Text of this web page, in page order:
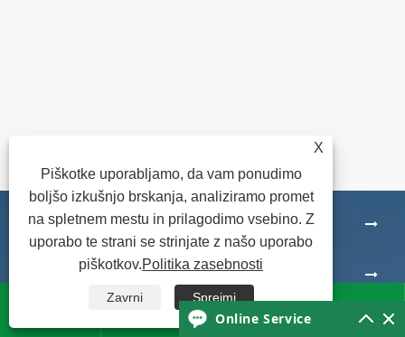
O nas
Novice

X
Piškotke uporabljamo, da vam ponudimo
boljšo izkušnjo brskanja, analiziramo promet
na spletnem mestu in prilagodimo vsebino. Z
uporabo te strani se strinjate z našo uporabo
piškotkov.Politika zasebnosti
Zavrni Sprejmi
Online Service